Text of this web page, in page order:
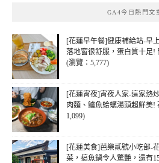
GA4今日熱門文
[花蓮早午餐]健康補給站-早
落地窗很舒服，蛋白質十足!
(瀏覽：5,777)
[花蓮宵夜]宵夜人家-這家熱
肉麵、鱸魚蛤蠣湯頭超鮮美!
1,099)
[花蓮美食]芭樂貳號小吃部-
菜，搞魚鍋令人驚艷，還有